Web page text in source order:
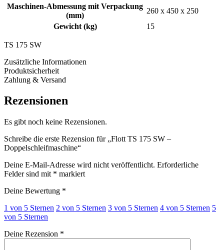
Maschinen-Abmessung mit Verpackung
(mm)
260 x 450 x 250
Gewicht (kg)
15
TS 175 SW
Zusätzliche Informationen
Produktsicherheit
Zahlung & Versand
Rezensionen
Es gibt noch keine Rezensionen.
Schreibe die erste Rezension für „Flott TS 175 SW –
Doppelschleifmaschine“
Deine E-Mail-Adresse wird nicht veröffentlicht. Erforderliche
Felder sind mit * markiert
Deine Bewertung *
1 von 5 Sternen 2 von 5 Sternen 3 von 5 Sternen 4 von 5 Sternen 5
von 5 Sternen
Deine Rezension *